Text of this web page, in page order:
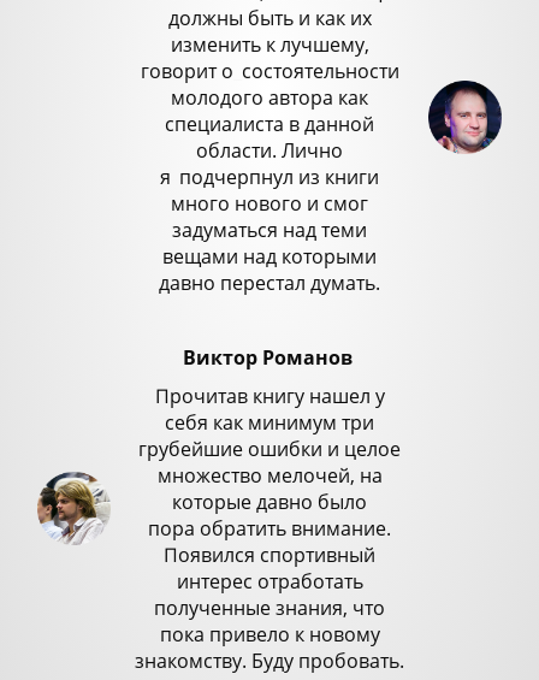
должны быть и как их
изменить к лучшему,
говорит о состоятельности
молодого автора как
специалиста в данной
области. Лично
я подчерпнул из книги
много нового и смог
задуматься над теми
вещами над которыми
давно перестал думать.
Виктор Романов
Прочитав книгу нашел у
себя как минимум три
грубейшие ошибки и целое
множество мелочей, на
которые давно было
пора обратить внимание.
Появился спортивный
интерес отработать
полученные знания, что
пока привело к новому
знакомству. Буду пробовать.